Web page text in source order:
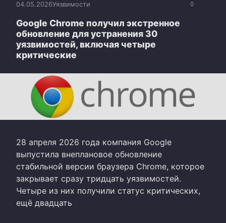
0
04.05.2026Уязвимости
Google Chrome получил экстренное
обновление для устранения 30
уязвимостей, включая четыре
критические
28 апреля 2026 года компания Google
выпустила внеплановое обновление
стабильной версии браузера Chrome, которое
закрывает сразу тридцать уязвимостей.
Четыре из них получили статус критических,
ещё двадцать